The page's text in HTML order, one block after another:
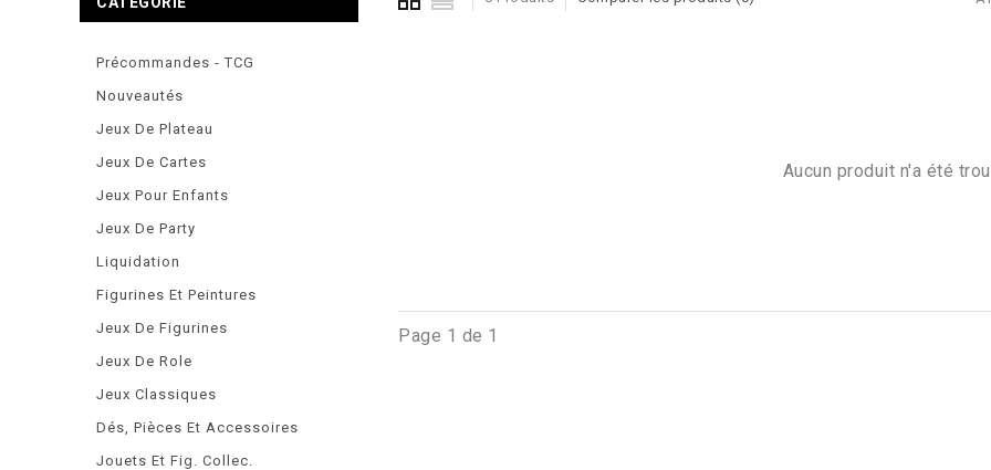
Aucun produit n'a été
Page 1 de 1
Précommandes - TCG
Nouveautés
Jeux De Plateau
Jeux De Cartes
Jeux Pour Enfants
Jeux De Party
Liquidation
Figurines Et Peintures
Jeux De Figurines
Jeux De Role
Jeux Classiques
Dés, Pièces Et Accessoires
Jouets Et Fig. Collec.